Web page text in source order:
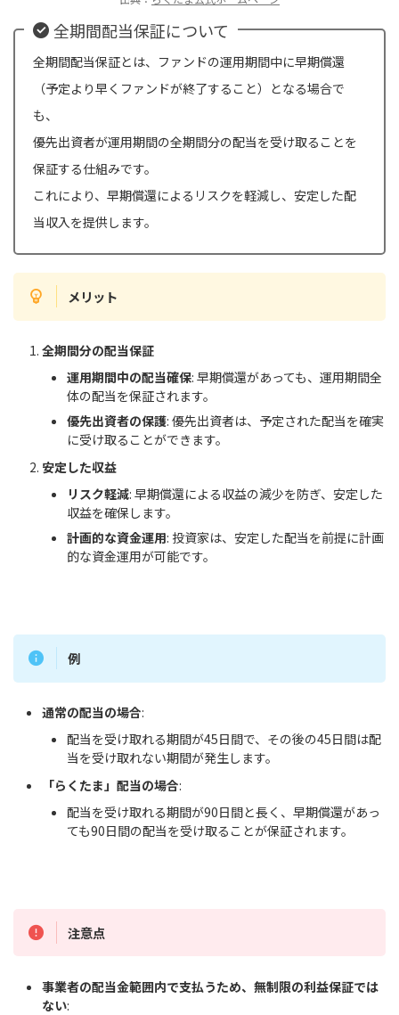
全期間配当保証について
全期間配当保証とは、ファンドの運用期間中に早期償還
（予定より早くファンドが終了すること）となる場合で
も、
優先出資者が運用期間の全期間分の配当を受け取ることを
保証する仕組みです。
これにより、早期償還によるリスクを軽減し、安定した配
当収入を提供します。
メリット
全期間分の配当保証
運用期間中の配当確保: 早期償還があっても、運用期間全
体の配当を保証されます。
優先出資者の保護: 優先出資者は、予定された配当を確実
に受け取ることができます。
安定した収益
リスク軽減: 早期償還による収益の減少を防ぎ、安定した
収益を確保します。
計画的な資金運用: 投資家は、安定した配当を前提に計画
的な資金運用が可能です。
例
通常の配当の場合:
配当を受け取れる期間が45日間で、その後の45日間は配
当を受け取れない期間が発生します。
「らくたま」配当の場合:
配当を受け取れる期間が90日間と長く、早期償還があっ
ても90日間の配当を受け取ることが保証されます。
注意点
事業者の配当金範囲内で支払うため、無制限の利益保証では
ない: